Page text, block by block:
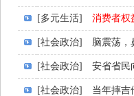
[多元生活] 消费者权
[社会政治] 脑震荡，
[社会政治] 安省省民
[社会政治] 当年摔吉